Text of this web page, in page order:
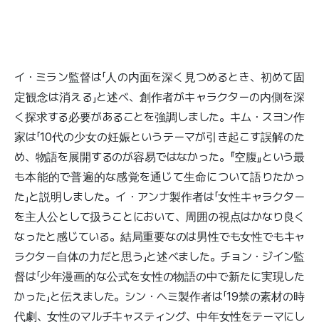
イ・ミラン監督は「人の内面を深く見つめるとき、初めて固
定観念は消える」と述べ、創作者がキャラクターの内側を深
く探求する必要があることを強調しました。キム・スヨン作
家は「10代の少女の妊娠というテーマが引き起こす誤解のた
め、物語を展開するのが容易ではなかった。『空腹』という最
も本能的で普遍的な感覚を通じて生命について語りたかっ
た」と説明しました。イ・アンナ製作者は「女性キャラクター
を主人公として扱うことにおいて、周囲の視点はかなり良く
なったと感じている。結局重要なのは男性でも女性でもキャ
ラクター自体の力だと思う」と述べました。チョン・ジイン監
督は「少年漫画的な公式を女性の物語の中で新たに実現した
かった」と伝えました。シン・ヘミ製作者は「19禁の素材の時
代劇、女性のマルチキャスティング、中年女性をテーマにし